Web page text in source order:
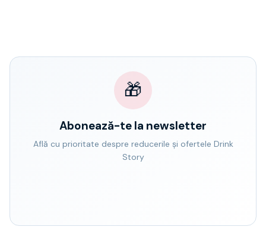
🎁
Abonează-te la newsletter
Află cu prioritate despre reducerile și ofertele Drink
Story